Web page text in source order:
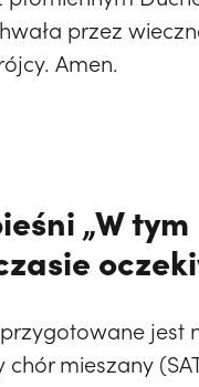
przez
Amen.
„W tym
jest
chór mieszany